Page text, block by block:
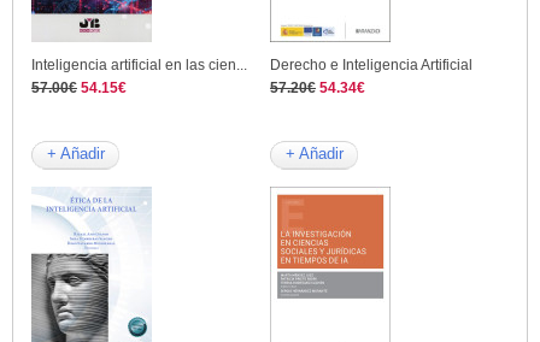
Inteligencia artificial en las cien...
57.00€ 54.15€
+ Añadir
Derecho e Inteligencia Artificial
57.20€ 54.34€
+ Añadir